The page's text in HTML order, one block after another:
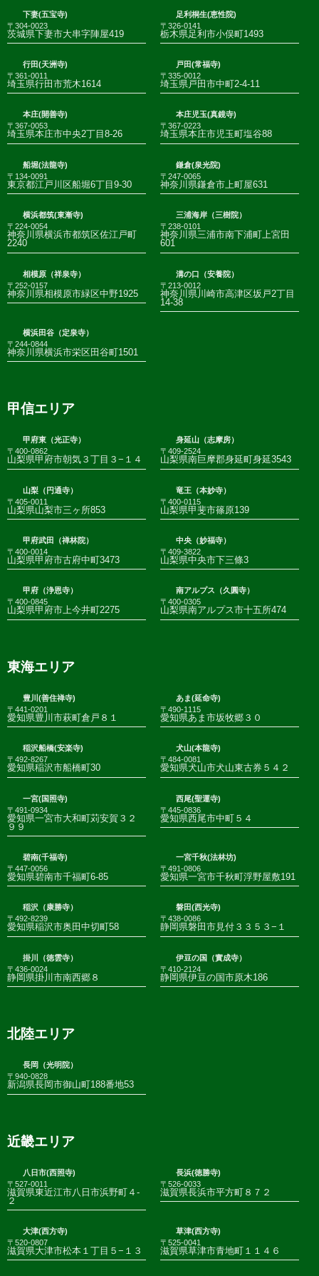
下妻(五宝寺)
〒304-0023
茨城県下妻市大串字陣屋419
足利桐生(恵性院)
〒326-0141
栃木県足利市小俣町1493
行田(天洲寺)
〒361-0011
埼玉県行田市荒木1614
戸田(常福寺)
〒335-0012
埼玉県戸田市中町2-4-11
本庄(開善寺)
〒367-0053
埼玉県本庄市中央2丁目8-26
本庄児玉(真鏡寺)
〒367-0223
埼玉県本庄市児玉町塩谷88
船堀(法龍寺)
〒134-0091
東京都江戸川区船堀6丁目9-30
鎌倉(泉光院)
〒247-0065
神奈川県鎌倉市上町屋631
横浜都筑(東漸寺)
〒224-0054
神奈川県横浜市都筑区佐江戸町
2240
三浦海岸（三樹院）
〒238-0101
神奈川県三浦市南下浦町上宮田
601
相模原（祥泉寺）
〒252-0157
神奈川県相模原市緑区中野1925
溝の口（安養院）
〒213-0012
神奈川県川崎市高津区坂戸2丁目
14-38
横浜田谷（定泉寺）
〒244-0844
神奈川県横浜市栄区田谷町1501
甲信エリア
甲府東（光正寺）
〒400-0862
山梨県甲府市朝気３丁目３−１４
身延山（志摩房）
〒409-2524
山梨県南巨摩郡身延町身延3543
山梨（円通寺）
〒405-0011
山梨県山梨市三ヶ所853
竜王（本妙寺）
〒400-0115
山梨県甲斐市篠原139
甲府武田（禅林院）
〒400-0014
山梨県甲府市古府中町3473
中央（妙福寺）
〒409-3822
山梨県中央市下三條3
甲府（浄恩寺）
〒400-0845
山梨県甲府市上今井町2275
南アルプス（久圓寺）
〒400-0305
山梨県南アルプス市十五所474
東海エリア
豊川(善住禅寺)
〒441-0201
愛知県豊川市萩町倉戸８１
あま(延命寺)
〒490-1115
愛知県あま市坂牧郷３０
稲沢船橋(安楽寺)
〒492-8267
愛知県稲沢市船橋町30
犬山(本龍寺)
〒484-0081
愛知県犬山市犬山東古券５４２
一宮(国照寺)
〒491-0934
愛知県一宮市大和町苅安賀３２
９９
西尾(聖運寺)
〒445-0836
愛知県西尾市中町５４
碧南(千福寺)
〒447-0056
愛知県碧南市千福町6-85
一宮千秋(法林坊)
〒491-0806
愛知県一宮市千秋町浮野屋敷191
稲沢（康勝寺）
〒492-8239
愛知県稲沢市奥田中切町58
磐田(西光寺)
〒438-0086
静岡県磐田市見付３３５３−１
掛川（徳雲寺）
〒436-0024
静岡県掛川市南西郷８
伊豆の国（實成寺）
〒410-2124
静岡県伊豆の国市原木186
北陸エリア
長岡（光明院）
〒940-0828
新潟県長岡市御山町188番地53
近畿エリア
八日市(西照寺)
〒527-0011
滋賀県東近江市八日市浜野町４-
２
長浜(徳勝寺)
〒526-0033
滋賀県長浜市平方町８７２
大津(西方寺)
〒520-0807
滋賀県大津市松本１丁目５−１３
草津(西方寺)
〒525-0041
滋賀県草津市青地町１１４６